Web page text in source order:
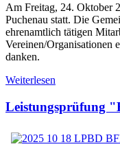
Am Freitag, 24. Oktober
Puchenau statt. Die
ehrenamtlich tätigen
Vereinen/Organisationen
danken.
Weiterlesen
Leistungsprüfung